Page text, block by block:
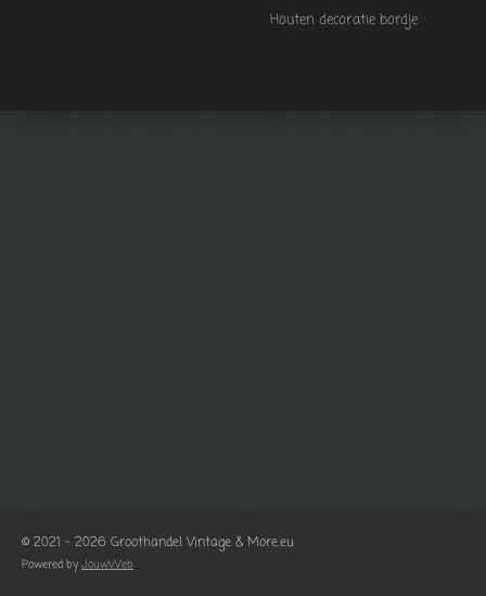
Houten decoratie bordje
© 2021 - 2026 Groothandel Vintage & More.eu
Powered by JouwWeb